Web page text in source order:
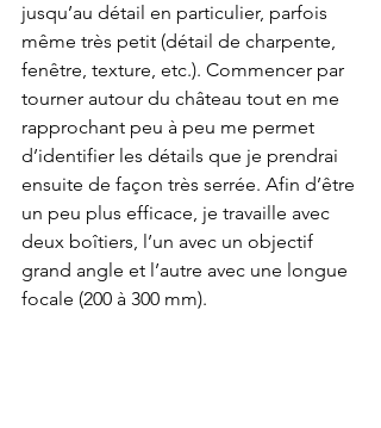
jusqu’au détail en particulier, parfois
même très petit (détail de charpente,
fenêtre, texture, etc.). Commencer par
tourner autour du château tout en me
rapprochant peu à peu me permet
d’identifier les détails que je prendrai
ensuite de façon très serrée. Afin d’être
un peu plus efficace, je travaille avec
deux boîtiers, l’un avec un objectif
grand angle et l’autre avec une longue
focale (200 à 300 mm).